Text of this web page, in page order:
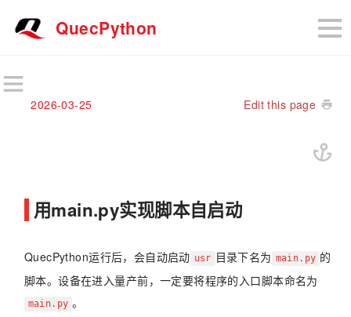
QuecPython
2026-03-25 Edit this page
用main.py实现脚本自启动
QuecPython运行后，会自动启动 usr 目录下名为 main.py 的
脚本。设备在进入量产前，一定要将程序的入口脚本命名为
main.py 。